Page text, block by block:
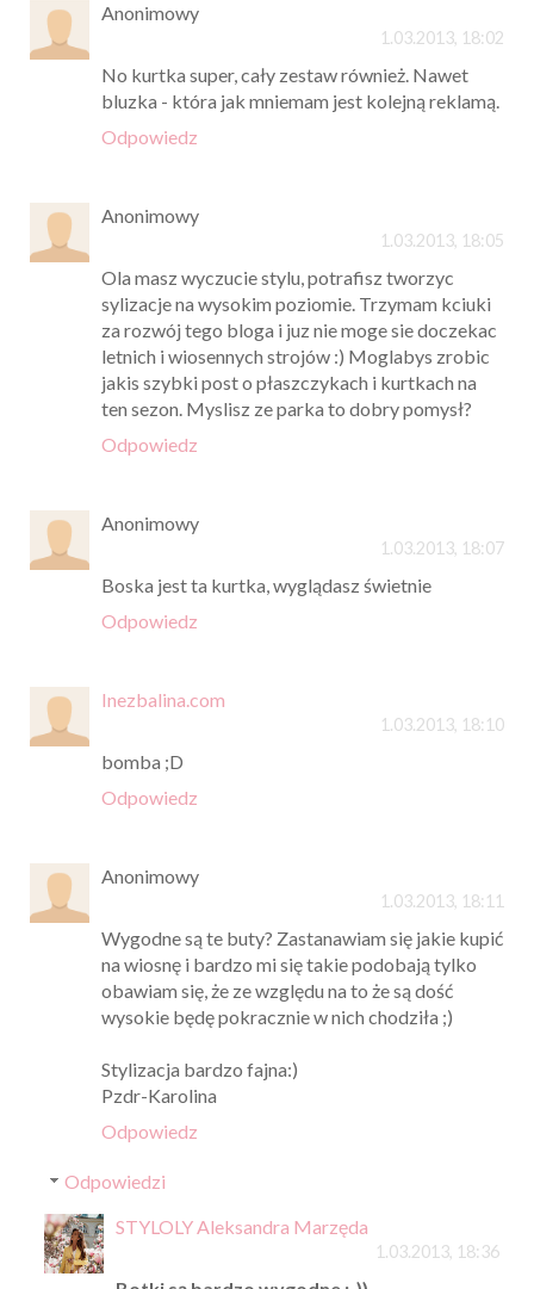
Anonimowy
1.03.2013, 18:02
No kurtka super, cały zestaw również. Nawet
bluzka - która jak mniemam jest kolejną reklamą.
Odpowiedz
Anonimowy
1.03.2013, 18:05
Ola masz wyczucie stylu, potrafisz tworzyc
sylizacje na wysokim poziomie. Trzymam kciuki
za rozwój tego bloga i juz nie moge sie doczekac
letnich i wiosennych strojów :) Moglabys zrobic
jakis szybki post o płaszczykach i kurtkach na
ten sezon. Myslisz ze parka to dobry pomysł?
Odpowiedz
Anonimowy
1.03.2013, 18:07
Boska jest ta kurtka, wyglądasz świetnie
Odpowiedz
Inezbalina.com
1.03.2013, 18:10
bomba ;D
Odpowiedz
Anonimowy
1.03.2013, 18:11
Wygodne są te buty? Zastanawiam się jakie kupić
na wiosnę i bardzo mi się takie podobają tylko
obawiam się, że ze względu na to że są dość
wysokie będę pokracznie w nich chodziła ;)
Stylizacja bardzo fajna:)
Pzdr-Karolina
Odpowiedz
Odpowiedzi
STYLOLY Aleksandra Marzęda
1.03.2013, 18:36